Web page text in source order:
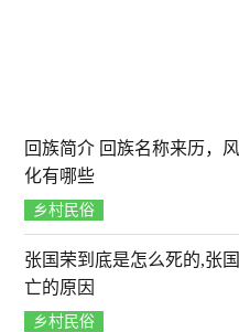
回族简介 回族名称来历，
化有哪些
乡村民俗
张国荣到底是怎么死的,张
亡的原因
乡村民俗